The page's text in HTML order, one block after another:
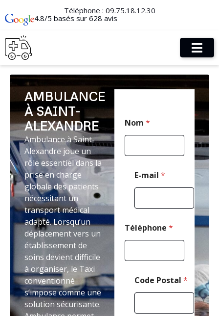
Téléphone : 09.75.18.12.30
4.8/5 basés sur 628 avis
AMBULANCE
À SAINT-
ALEXANDRE
Ambulance à Saint-
Alexandre joue un
rôle essentiel dans la
prise en charge
globale des patients
nécessitant un
transport médical
adapté. Lorsqu’un
déplacement vers un
établissement de
soins devient difficile
à organiser, le Taxi
conventionné
s’impose comme une
solution sécurisante.
é
l
p
a
é
Nom *
E-mail *
Téléphone *
Code Postal *